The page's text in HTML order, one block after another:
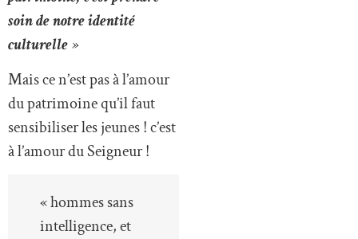
soin de notre identité
culturelle»
Mais ce n’est pas à l’amour
du patrimoine qu’il faut
sensibiliser les jeunes ! c’est
à l’amour du Seigneur !
« hommes sans
intelligence, et